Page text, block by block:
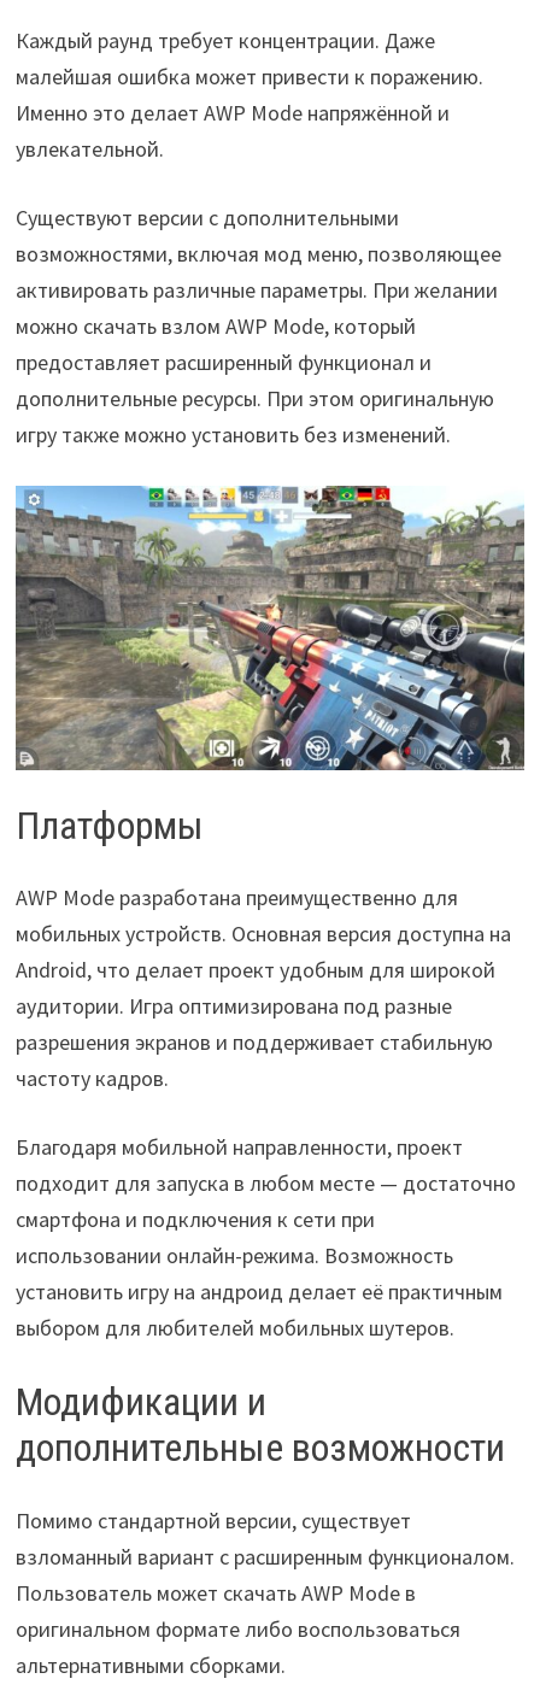
Каждый раунд требует концентрации. Даже
малейшая ошибка может привести к поражению.
Именно это делает AWP Mode напряжённой и
увлекательной.
Существуют версии с дополнительными
возможностями, включая мод меню, позволяющее
активировать различные параметры. При желании
можно скачать взлом AWP Mode, который
предоставляет расширенный функционал и
дополнительные ресурсы. При этом оригинальную
игру также можно установить без изменений.
Платформы
AWP Mode разработана преимущественно для
мобильных устройств. Основная версия доступна на
Android, что делает проект удобным для широкой
аудитории. Игра оптимизирована под разные
разрешения экранов и поддерживает стабильную
частоту кадров.
Благодаря мобильной направленности, проект
подходит для запуска в любом месте — достаточно
смартфона и подключения к сети при
использовании онлайн-режима. Возможность
установить игру на андроид делает её практичным
выбором для любителей мобильных шутеров.
Модификации и
дополнительные возможности
Помимо стандартной версии, существует
взломанный вариант с расширенным функционалом.
Пользователь может скачать AWP Mode в
оригинальном формате либо воспользоваться
альтернативными сборками.